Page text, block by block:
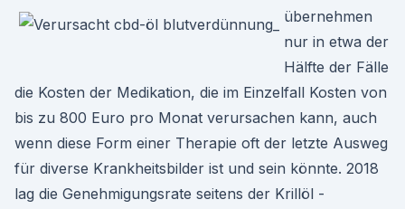
übernehmen
nur in etwa der
Hälfte der Fälle
die Kosten der Medikation, die im Einzelfall Kosten von
bis zu 800 Euro pro Monat verursachen kann, auch
wenn diese Form einer Therapie oft der letzte Ausweg
für diverse Krankheitsbilder ist und sein könnte. 2018
lag die Genehmigungsrate seitens der Krillöl -